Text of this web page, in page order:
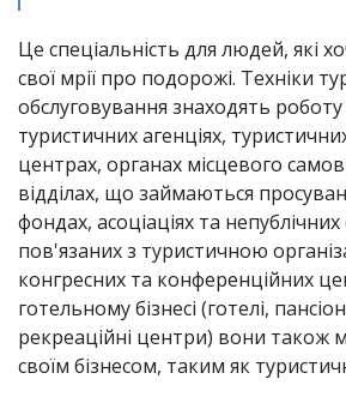
Це спеціальність для людей, які
свої мрії про подорожі. Техніки
обслуговування знаходять
туристичних агенціях,
центрах, органах місцевого
відділах, що займаються
фондах, асоціаціях та непублічних
пов'язаних з туристичною
конгресних та конференційних
готельному бізнесі (готелі,
рекреаційні центри) вони також
своїм бізнесом, таким як